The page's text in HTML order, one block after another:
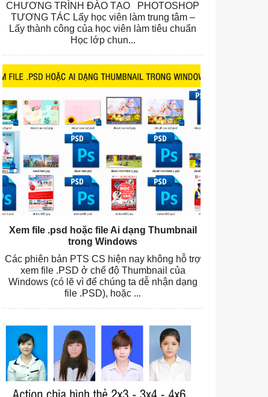
CHƯƠNG TRÌNH ĐÀO TẠO PHOTOSHOP
TƯƠNG TÁC Lấy học viên làm trung tâm –
Lấy thành công của học viên làm tiêu chuẩn
Học lớp chun...
Xem file .psd hoặc file Ai dạng Thumbnail
trong Windows
Các phiên bản PTS CS hiện nay không hỗ trợ
xem file .PSD ở chế độ Thumbnail của
Windows (có lẽ vì để chúng ta dễ nhận dạng
file .PSD), hoặc ...